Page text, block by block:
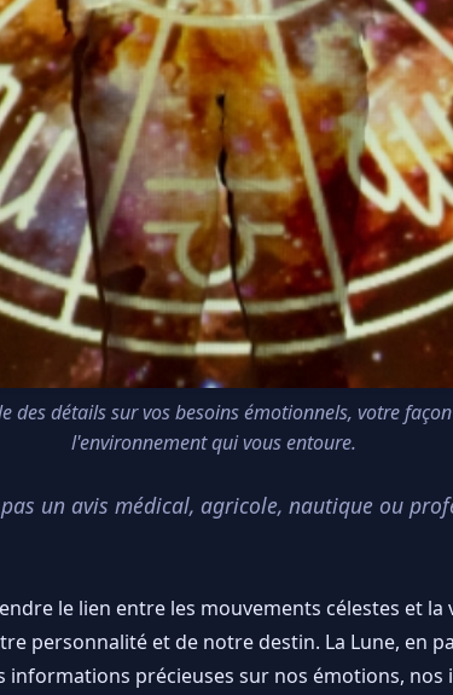
des détails sur vos besoins émotionnels, votre
l'environnement qui vous entoure.
un avis médical, agricole, nautique ou
le lien entre les mouvements célestes et
personnalité et de notre destin. La Lune, en
précieuses sur nos émotions, nos